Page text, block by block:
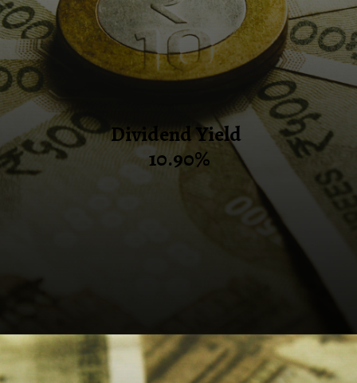
Dividend Yield
10.90%